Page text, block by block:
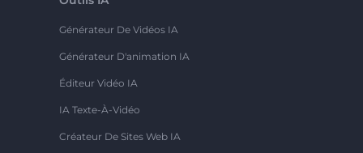
Générateur De Vidéos IA
Générateur D'animation IA
Éditeur Vidéo IA
IA Texte-À-Vidéo
Créateur De Sites Web IA